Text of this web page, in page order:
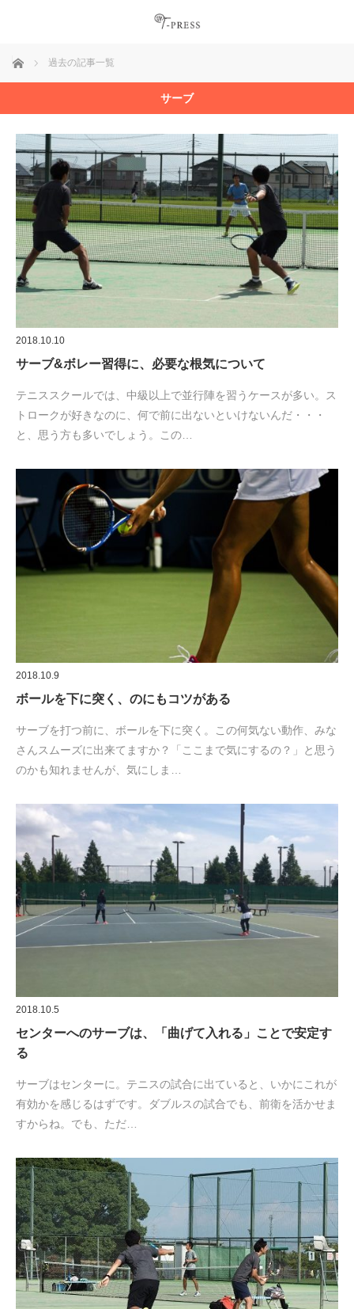
ホーム 過去の記事一覧
サーブ
2018.10.10
サーブ&ボレー習得に、必要な根気について
テニススクールでは、中級以上で並行陣を習うケースが多い。ス
トロークが好きなのに、何で前に出ないといけないんだ・・・
と、思う方も多いでしょう。この…
2018.10.9
ボールを下に突く、のにもコツがある
サーブを打つ前に、ボールを下に突く。この何気ない動作、みな
さんスムーズに出来てますか？「ここまで気にするの？」と思う
のかも知れませんが、気にしま…
2018.10.5
センターへのサーブは、「曲げて入れる」ことで安定す
る
サーブはセンターに。テニスの試合に出ていると、いかにこれが
有効かを感じるはずです。ダブルスの試合でも、前衛を活かせま
すからね。でも、ただ…